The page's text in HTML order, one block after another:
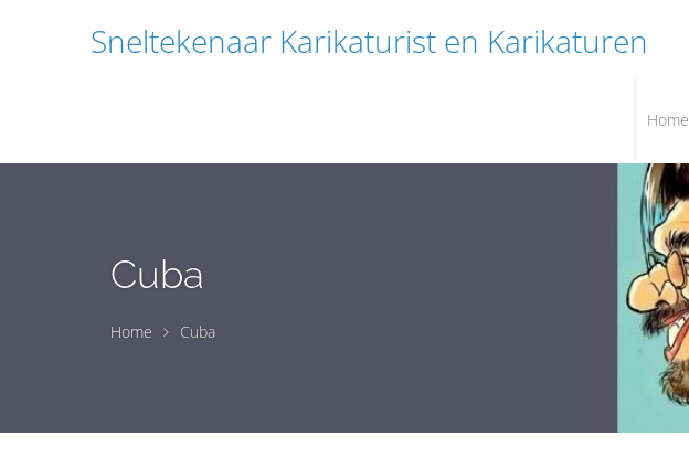
Sneltekenaar Karikaturist en Karikaturen
Home
Cuba
Home Cuba